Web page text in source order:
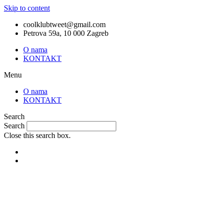
Skip to content
coolklubtweet@gmail.com
Petrova 59a, 10 000 Zagreb
O nama
KONTAKT
Menu
O nama
KONTAKT
Search
Search
Close this search box.